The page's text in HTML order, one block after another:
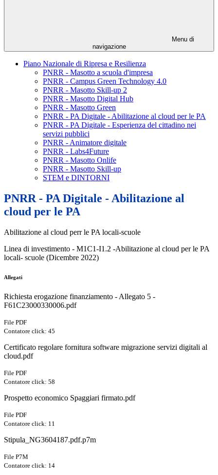
Menu di
navigazione
Piano Nazionale di Ripresa e Resilienza
PNRR - Masotto a scuola d'impresa
PNRR - Campus Green Technology 4.0
PNRR - Masotto Skill-up 2
PNRR - Masotto Digital Hub
PNRR - Masotto Green
PNRR - PA Digitale - Abilitazione al cloud per le PA
PNRR - PA Digitale - Esperienza del cittadino nei
servizi pubblici
PNRR - Animatore digitale
PNRR - Labs4Future
PNRR - Masotto Onlife
PNRR - Masotto Skill-up
STEM e DINTORNI
PNRR - PA Digitale - Abilitazione al
cloud per le PA
Abilitazione al cloud perr le PA locali-scuole
Linea di investimento - M1C1-I1.2 -Abilitazione al cloud per le PA
locali- scuole (Dicembre 2022)
Allegati
Richiesta erogazione finanziamento - Allegato 5 -
F61C23000330006.pdf
File PDF
Contatore click: 45
Certificato regolare fornitura software migrazione servizi digitali al
cloud.pdf
File PDF
Contatore click: 58
Prospetto economico Spaggiari firmato.pdf
File PDF
Contatore click: 11
Stipula_NG3604187.pdf.p7m
File P7M
Contatore click: 14